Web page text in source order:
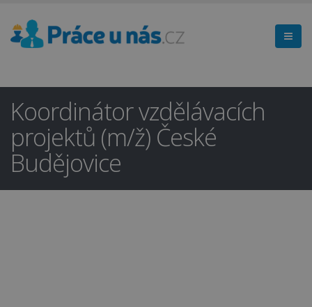
Koordinátor vzdělávacích
projektů (m/ž) České
Budějovice
Hledáte práci